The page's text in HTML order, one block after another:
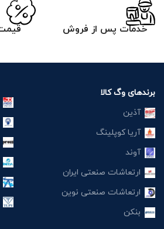
خدمات پس از فروش
برندهای وگ کالا
آذین
آریا کوپلینگ
آوند
ارتعاشات صنعتی ایران
ارتعاشات صنعتی نوین
بنکن